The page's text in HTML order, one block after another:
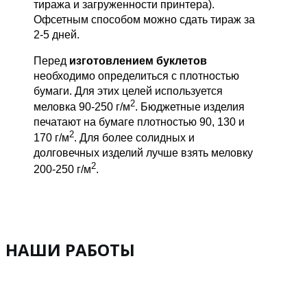
тиража и загруженности принтера).
Офсетным способом можно сдать тираж за
2-5 дней.
Перед изготовлением буклетов
необходимо определиться с плотностью
бумаги. Для этих целей используется
меловка 90-250 г/м2. Бюджетные изделия
печатают на бумаге плотностью 90, 130 и
170 г/м2. Для более солидных и
долговечных изделий лучше взять меловку
200-250 г/м2.
НАШИ РАБОТЫ